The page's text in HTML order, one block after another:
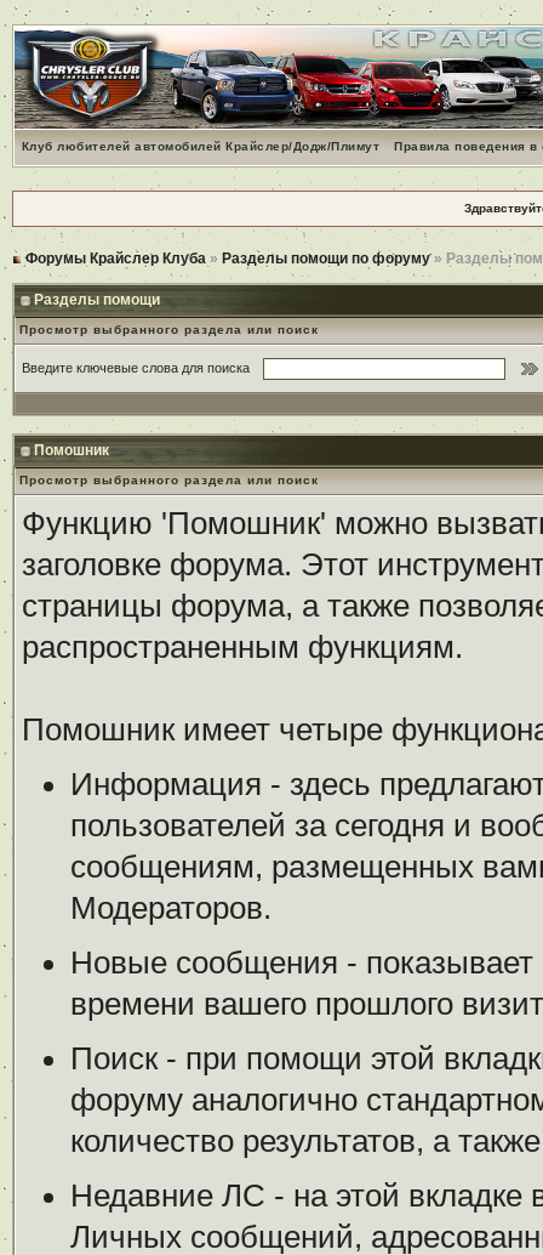
Клуб любителей автомобилей Крайслер/Додж/Плимут Правила поведения
Форумы Крайслер Клуба » Разделы помощи по форуму» Разделы
Разделы помощи
Просмотр выбранного раздела или поиск
Введите ключевые слова для поиска
Помошник
Просмотр выбранного раздела или поиск
Функцию 'Помошник' можно
заголовке форума. Этот
страницы форума, а также
распространенным функциям.
Помошник имеет четыре
Информация - здесь
пользователей за сегодня и
сообщениям, размещенных
Модераторов.
Новые сообщения -
времени вашего прошлого
Поиск - при помощи этой
форуму аналогично
количество результатов, а
Недавние ЛС - на этой вкладке
Личных сообщений,